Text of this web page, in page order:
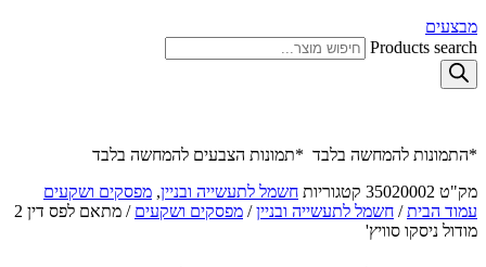
מבצעים
Products search
*התמונות להמחשה בלבד *תמונות הצבעים להמחשה בלבד
מק"ט 35020002 קטגוריות חשמל לתעשייה ובניין, מפסקים ושקעים
עמוד הבית/ חשמל לתעשייה ובניין/ מפסקים ושקעים
/ מתאם לפס דין 2
מודול ניסקו סוויץ'